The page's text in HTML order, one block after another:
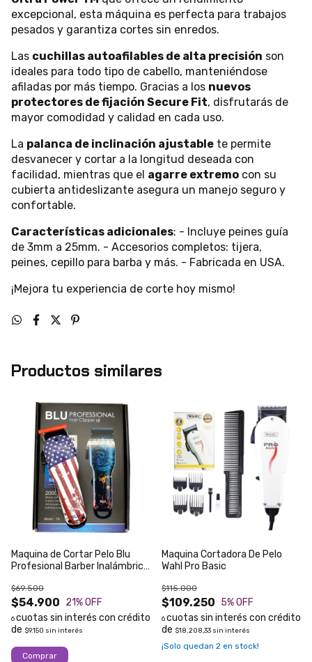
excepcional, esta máquina es perfecta para trabajos
pesados y garantiza cortes sin enredos.
Las cuchillas autoafilables de alta precisión son
ideales para todo tipo de cabello, manteniéndose
afiladas por más tiempo. Gracias a los nuevos
protectores de fijación Secure Fit, disfrutarás de
mayor comodidad y calidad en cada uso.
La palanca de inclinación ajustable te permite
desvanecer y cortar a la longitud deseada con
facilidad, mientras que el agarre extremo con su
cubierta antideslizante asegura un manejo seguro y
confortable.
Características adicionales: - Incluye peines guía
de 3mm a 25mm. - Accesorios completos: tijera,
peines, cepillo para barba y más. - Fabricada en USA.
¡Mejora tu experiencia de corte hoy mismo!
Productos similares
Maquina de Cortar Pelo Blu
Profesional Barber Inalámbrica
$54.900
$69.500
21% OFF
6
$9.150 sin interés
Comprar
Maquina Cortadora De Pelo
Wahl Pro Basic
$109.250
$115.000
5% OFF
6
$18.208,33 sin interés
¡Solo quedan 2 en stock!